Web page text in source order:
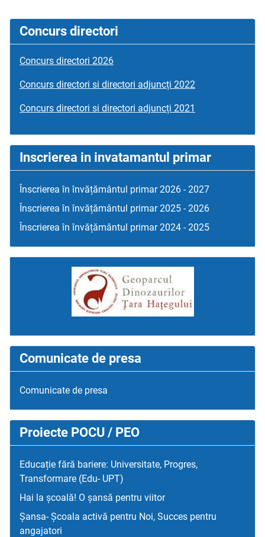
Concurs directori
Concurs directori 2026
Concurs directori si directori adjuncți 2022
Concurs directori si directori adjuncți 2021
Inscrierea in invatamantul primar
Înscrierea în învățământul primar 2026 - 2027
Înscrierea în învățământul primar 2025 - 2026
Înscrierea în învățământul primar 2024 - 2025
Comunicate de presa
Comunicate de presa
Proiecte POCU / PEO
Educație fără bariere: Universitate, Progres,
Transformare (Edu- UPT)
Hai la școală! O șansă pentru viitor
Șansa- Școala activă pentru Noi, Succes pentru
angajatori